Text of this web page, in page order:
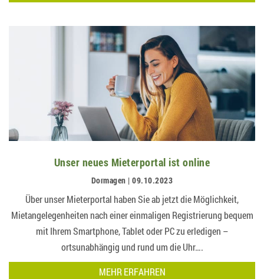
Unser neues Mieterportal ist online
Dormagen | 09.10.2023
Über unser Mieterportal haben Sie ab jetzt die Möglichkeit,
Mietangelegenheiten nach einer einmaligen Registrierung bequem
mit Ihrem Smartphone, Tablet oder PC zu erledigen –
ortsunabhängig und rund um die Uhr….
MEHR ERFAHREN